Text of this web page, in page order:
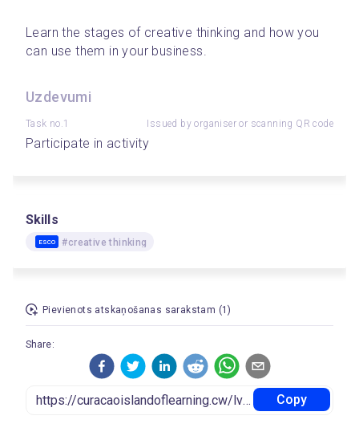
Learn the stages of creative thinking and how you
can use them in your business.
Uzdevumi
Task no.1 Issued by organiser or scanning QR code
Participate in activity
Skills
ESCO #creative thinking
Pievienots atskaņošanas sarakstam (1)
Share:
Copy